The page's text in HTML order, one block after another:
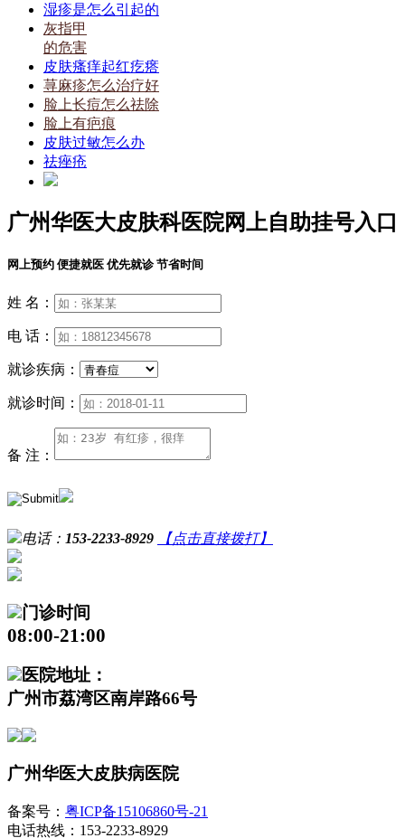
湿疹是怎么引起的
灰指甲
的危害
皮肤瘙痒起红疙瘩
荨麻疹怎么治疗好
脸上长痘怎么祛除
脸上有疤痕
皮肤过敏怎么办
祛痤疮
广州华医大皮肤科医院网上自助挂号入口
网上预约 便捷就医 优先就诊 节省时间
姓 名：
电 话：
就诊疾病：
就诊时间：
备 注：
电话： 153-2233-8929 【点击直接拨打】
门诊时间
08:00-21:00
医院地址：
广州市荔湾区南岸路66号
广州华医大皮肤病医院
备案号： 粤ICP备15106860号-21
电话热线：153-2233-8929